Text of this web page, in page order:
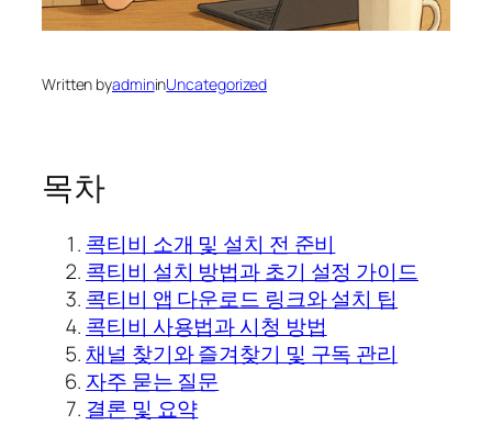
Written byadmininUncategorized
목차
콕티비 소개 및 설치 전 준비
콕티비 설치 방법과 초기 설정 가이드
콕티비 앱 다운로드 링크와 설치 팁
콕티비 사용법과 시청 방법
채널 찾기와 즐겨찾기 및 구독 관리
자주 묻는 질문
결론 및 요약